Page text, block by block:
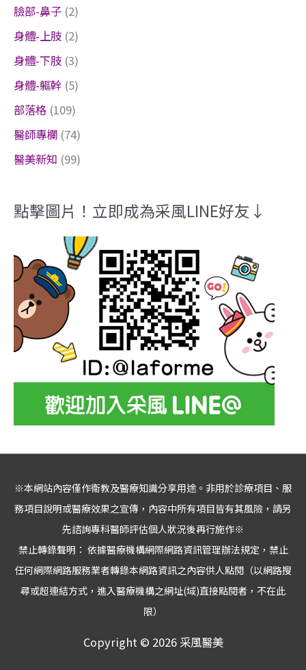
臉部-鼻子 (2)
身體-上肢 (2)
身體-下肢 (3)
身體-軀幹 (5)
部落格 (109)
醫師專欄 (74)
醫美新知 (99)
點擊圖片！立即成為采風LINE好友↓
※本網站內容僅作衛教及醫療知識分享用途。非用於診療項目、服
務項目說明或醫療效果之宣傳，內容中所有項目皆有其風險，請另
先諮詢專科醫師評估個人狀況後再行施作※
禁止轉錄聲明： 依據醫療機構網際網路資訊管理辦法規定，禁止
任何網際網路服務業者轉錄本網路資訊之內容供人點閱（以網路搜
尋或超連結方式，進入醫療機構之網址(域)直接點閱者，不在此
限）
Copyright © 2026 采風醫美